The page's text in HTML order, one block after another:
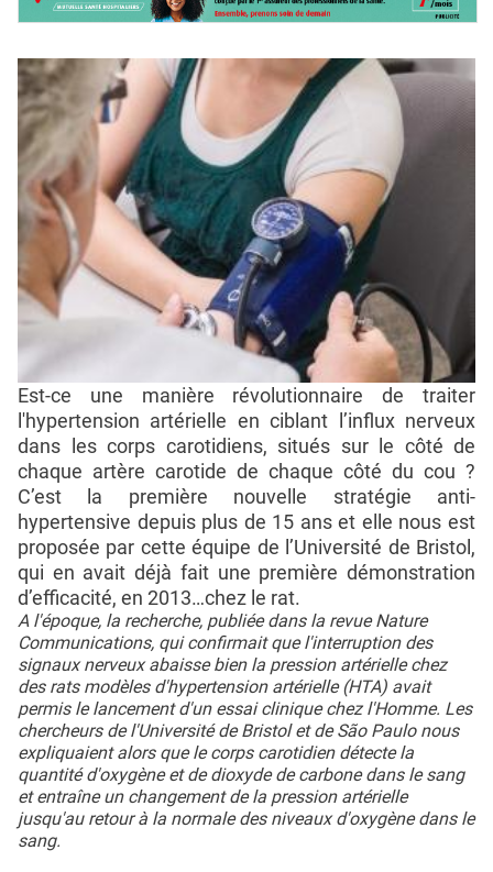
Est-ce une manière révolutionnaire de traiter
l'hypertension artérielle en ciblant l’influx nerveux
dans les corps carotidiens, situés sur le côté de
chaque artère carotide de chaque côté du cou ?
C’est la première nouvelle stratégie anti-
hypertensive depuis plus de 15 ans et elle nous est
proposée par cette équipe de l’Université de Bristol,
qui en avait déjà fait une première démonstration
d’efficacité, en 2013…chez le rat.
A l'époque, la recherche, publiée dans la revue Nature
Communications, qui confirmait que l'interruption des
signaux nerveux abaisse bien la pression artérielle chez
des rats modèles d'hypertension artérielle (HTA) avait
permis le lancement d'un essai clinique chez l'Homme. Les
chercheurs de l'Université de Bristol et de São Paulo nous
expliquaient alors que le corps carotidien détecte la
quantité d'oxygène et de dioxyde de carbone dans le sang
et entraîne un changement de la pression artérielle
jusqu'au retour à la normale des niveaux d'oxygène dans le
sang.